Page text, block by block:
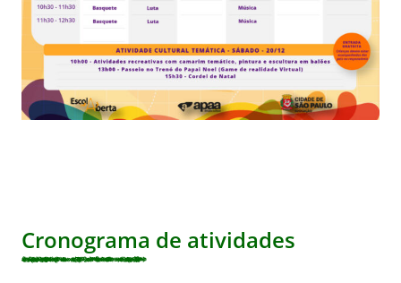
Cronograma de atividades